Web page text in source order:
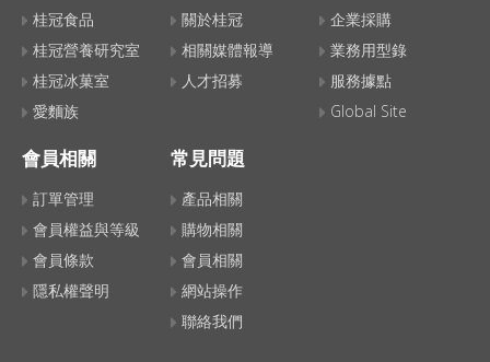
桂冠食品
桂冠營養研究室
桂冠冰菓室
愛麵族
關於桂冠
相關媒體報導
人才招募
企業採購
業務用型錄
服務據點
Global Site
會員相關
訂單管理
會員權益與等級
會員條款
隱私權聲明
常見問題
產品相關
購物相關
會員相關
網站操作
聯絡我們